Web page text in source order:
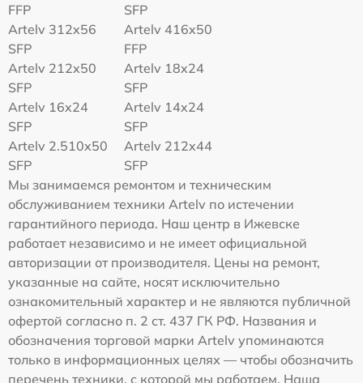
FFP
SFP
Artelv 312x56
SFP
Artelv 416x50
FFP
Artelv 212x50
SFP
Artelv 18x24
SFP
Artelv 16x24
SFP
Artelv 14x24
SFP
Artelv 2.510x50
SFP
Artelv 212x44
SFP
Мы занимаемся ремонтом и техническим
обслуживанием техники Artelv по истечении
гарантийного периода. Наш центр в Ижевске
работает независимо и не имеет официальной
авторизации от производителя. Цены на ремонт,
указанные на сайте, носят исключительно
ознакомительный характер и не являются публичной
офертой согласно п. 2 ст. 437 ГК РФ. Названия и
обозначения торговой марки Artelv упоминаются
только в информационных целях — чтобы обозначить
перечень техники, с которой мы работаем. Наша